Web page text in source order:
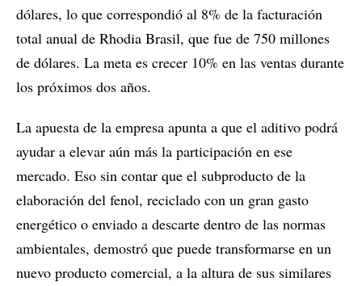
dólares, lo que correspondió al 8% de la facturación
total anual de Rhodia Brasil, que fue de 750 millones
de dólares. La meta es crecer 10% en las ventas durante
los próximos dos años.
La apuesta de la empresa apunta a que el aditivo podrá
ayudar a elevar aún más la participación en ese
mercado. Eso sin contar que el subproducto de la
elaboración del fenol, reciclado con un gran gasto
energético o enviado a descarte dentro de las normas
ambientales, demostró que puede transformarse en un
nuevo producto comercial, a la altura de sus similares